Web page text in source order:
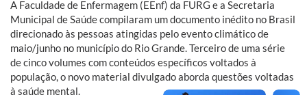
A Faculdade de Enfermagem (EEnf) da FURG e a Secretaria
Municipal de Saúde compilaram um documento inédito no Brasil
direcionado às pessoas atingidas pelo evento climático de
maio/junho no município do Rio Grande. Terceiro de uma série
de cinco volumes com conteúdos específicos voltados à
população, o novo material divulgado aborda questões voltadas
à saúde mental.